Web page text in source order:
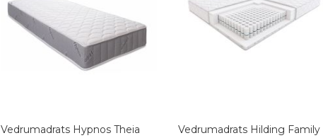
Vedrumadrats Hypnos Theia
Vedrumadrats Hilding Family